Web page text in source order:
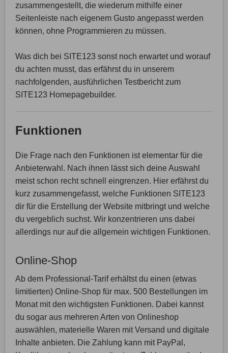
zusammengestellt, die wiederum mithilfe einer
Seitenleiste nach eigenem Gusto angepasst werden
können, ohne Programmieren zu müssen.
Was dich bei SITE123 sonst noch erwartet und worauf
du achten musst, das erfährst du in unserem
nachfolgenden, ausführlichen Testbericht zum
SITE123 Homepagebuilder.
Funktionen
Die Frage nach den Funktionen ist elementar für die
Anbieterwahl. Nach ihnen lässt sich deine Auswahl
meist schon recht schnell eingrenzen. Hier erfährst du
kurz zusammengefasst, welche Funktionen SITE123
dir für die Erstellung der Website mitbringt und welche
du vergeblich suchst. Wir konzentrieren uns dabei
allerdings nur auf die allgemein wichtigen Funktionen.
Online-Shop
Ab dem Professional-Tarif erhältst du einen (etwas
limitierten) Online-Shop für max. 500 Bestellungen im
Monat mit den wichtigsten Funktionen. Dabei kannst
du sogar aus mehreren Arten von Onlineshop
auswählen, materielle Waren mit Versand und digitale
Inhalte anbieten. Die Zahlung kann mit PayPal,